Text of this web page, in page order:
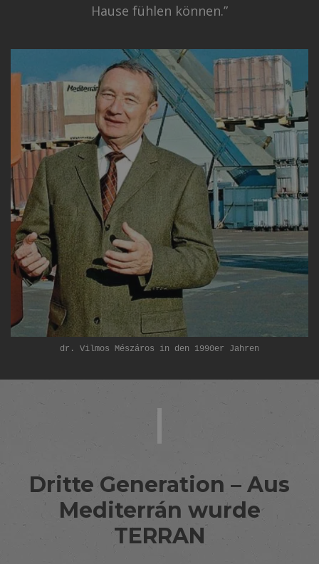
Hause fühlen können.”
dr. Vilmos Mészáros in den 1990er Jahren
Dritte Generation – Aus
Mediterrán wurde
TERRAN